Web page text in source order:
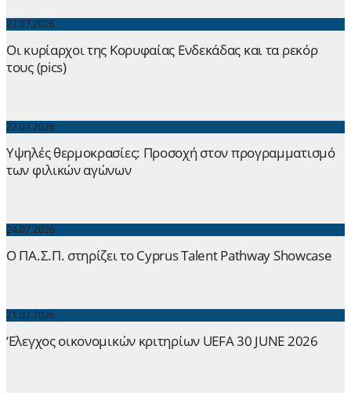
27.07.2026
Οι κυρίαρχοι της Κορυφαίας Ενδεκάδας και τα ρεκόρ
τους (pics)
27.07.2026
Yψηλές θερμοκρασίες: Προσοχή στον προγραμματισμό
των φιλικών αγώνων
24.07.2026
Ο ΠΑ.Σ.Π. στηρίζει το Cyprus Talent Pathway Showcase
21.07.2026
‘Ελεγχος οικονομικών κριτηρίων UEFA 30 JUNE 2026